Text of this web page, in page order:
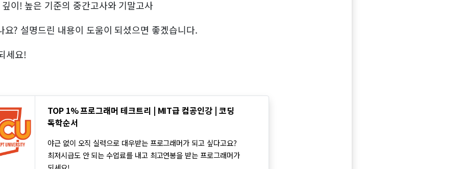
이! 높은 기준의 중간고사와 기말고사
요? 설명드린 내용이 도움이 되셨으면 좋겠습니다.
세요!
TOP 1% 프로그래머 테크트리 | MIT급 컴공인강 | 코딩
독학순서
야근 없이 오직 실력으로 대우받는 프로그래머가 되고 싶다고요?
최저시급도 안 되는 수업료를 내고 최고연봉을 받는 프로그래머가